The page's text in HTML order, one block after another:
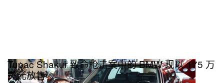
Tupac Shakur 致命枪击案中的 BMW 现以 175 万
美元放售